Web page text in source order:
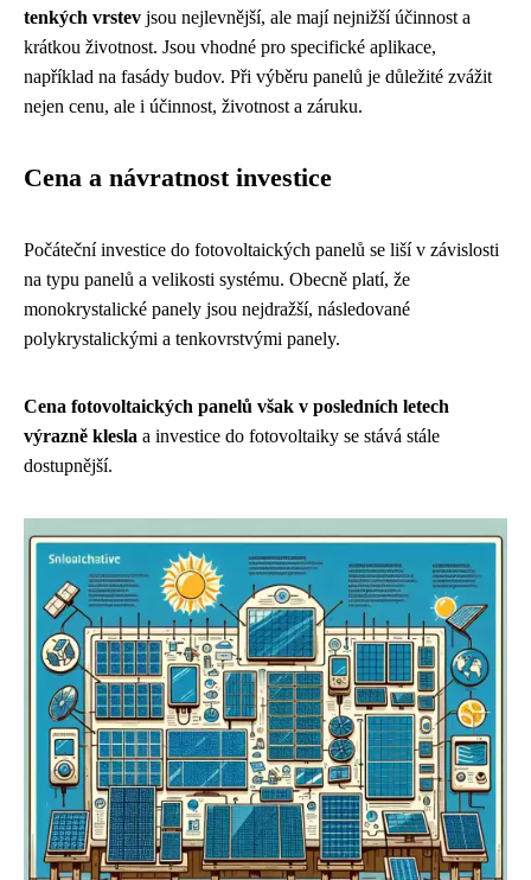
tenkých vrstev jsou nejlevnější, ale mají nejnižší účinnost a
krátkou životnost. Jsou vhodné pro specifické aplikace,
například na fasády budov. Při výběru panelů je důležité zvážit
nejen cenu, ale i účinnost, životnost a záruku.
Cena a návratnost investice
Počáteční investice do fotovoltaických panelů se liší v závislosti
na typu panelů a velikosti systému. Obecně platí, že
monokrystalické panely jsou nejdražší, následované
polykrystalickými a tenkovrstvými panely.
Cena fotovoltaických panelů však v posledních letech
výrazně klesla a investice do fotovoltaiky se stává stále
dostupnější.